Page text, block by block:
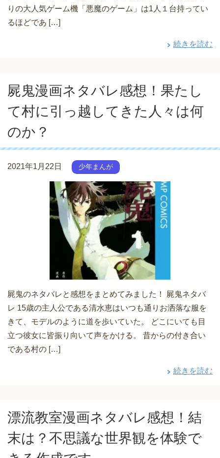
りの大人気ゲーム機「悪魔のゲーム」は1人１台持ってい
るほどであ […]
続きを読む
屍鬼漫画ネタバレ感想！果たし
て村に引っ越してきた人々は何
のか？
2021年1月22日 少年まんが
屍鬼のネタバレと感想をまとめてみました！ 屍鬼ネタバ
レ 15歳の主人公である清水恵はいつも通りお洒落な服を
きて、モデルのように道を歩いていた。 どこにいても目
立つ彼女に皆振り向いて声をかける。 昔からの付き合い
である村の […]
続きを読む
漂流教室漫画ネタバレ感想！結
末は？不思議な世界観を体験で